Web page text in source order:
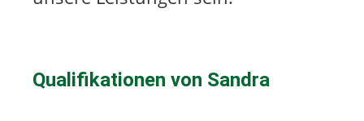
Qualifikationen von Sandra